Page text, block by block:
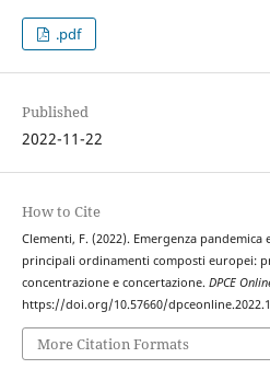
.pdf
Published
2022-11-22
How to Cite
Clementi, F. (2022). Emergenza
principali ordinamenti composti europei:
concentrazione e concertazione. DPCE
https://doi.org/10.57660/
More Citation Formats